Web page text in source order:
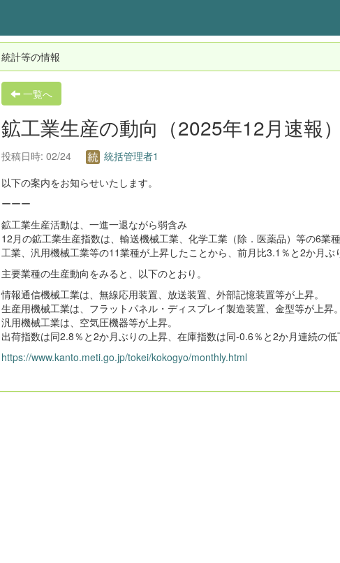
統計等の情報
一覧へ
鉱工業生産の動向（2025年12月速報
投稿日時: 02/24
統括管理者1
以下の案内をお知らせいたします。
ーーー
鉱工業生産活動は、一進一退ながら弱含み
12月の鉱工業生産指数は、輸送機械工業、化学工業（除．医薬品）等の6業
工業、汎用機械工業等の11業種が上昇したことから、前月比3.1％と2か月ぶ
主要業種の生産動向をみると、以下のとおり。
情報通信機械工業は、無線応用装置、放送装置、外部記憶装置等が上昇。
生産用機械工業は、フラットパネル・ディスプレイ製造装置、金型等が上昇。
汎用機械工業は、空気圧機器等が上昇。
出荷指数は同2.8％と2か月ぶりの上昇、在庫指数は同-0.6％と2か月連続の低
https://www.kanto.meti.go.jp/tokei/kokogyo/monthly.html